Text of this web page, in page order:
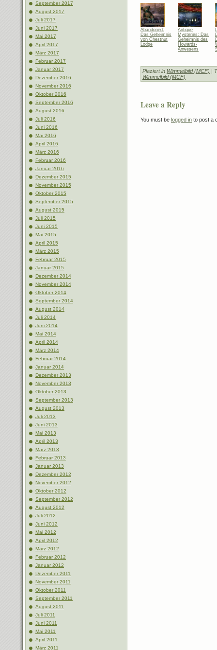
September 2017
August 2017
Juli 2017
Juni 2017
Mai 2017
April 2017
März 2017
Februar 2017
Januar 2017
Dezember 2016
November 2016
Oktober 2016
September 2016
August 2016
Juli 2016
Juni 2016
Mai 2016
April 2016
März 2016
Februar 2016
Januar 2016
Dezember 2015
November 2015
Oktober 2015
September 2015
August 2015
Juli 2015
Juni 2015
Mai 2015
April 2015
März 2015
Februar 2015
Januar 2015
Dezember 2014
November 2014
Oktober 2014
September 2014
August 2014
Juli 2014
Juni 2014
Mai 2014
April 2014
März 2014
Februar 2014
Januar 2014
Dezember 2013
November 2013
Oktober 2013
September 2013
August 2013
Juli 2013
Juni 2013
Mai 2013
April 2013
März 2013
Februar 2013
Januar 2013
Dezember 2012
November 2012
Oktober 2012
September 2012
August 2012
Juli 2012
Juni 2012
Mai 2012
April 2012
März 2012
Februar 2012
Januar 2012
Dezember 2011
November 2011
Oktober 2011
September 2011
August 2011
Juli 2011
Juni 2011
Mai 2011
April 2011
März 2011
Abandoned:
Das Geheimnis
von Chestnut
Lodge
Antique
Mysteries: Das
Geheimnis des
Howards-
Anwesens
Plaziert in Wimmelbild (MCF) |
Wimmelbild (MCF)
Leave a Reply
You must be logged in to post a